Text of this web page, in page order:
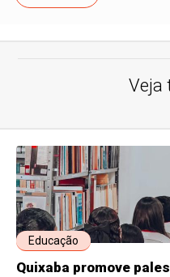
Veja
Educação
Quixaba promove